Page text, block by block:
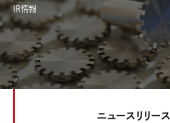
IR情報
ニュースリリース